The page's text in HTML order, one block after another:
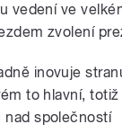
vedení ve
zvolení